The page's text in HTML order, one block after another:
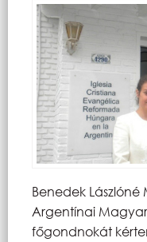
Benedek
Argentínai
főgondnokát